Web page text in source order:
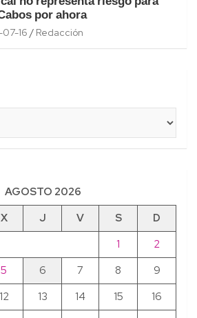
por ahora
16 Redacción
AGOSTO 2026
X J V S
D
1
2
5 6 7 8
9
12 13 14 15
16